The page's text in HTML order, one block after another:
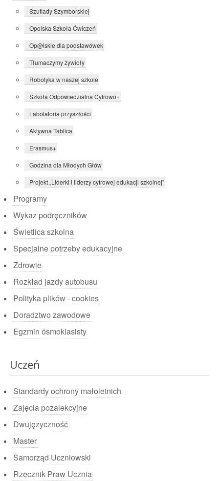
Szuflady Szymborskiej
Opolska Szkoła Ćwiczeń
Op@lskie dla podstawówek
Tłumaczymy żywioły
Robotyka w naszej szkole
Szkoła Odpowiedzialna Cyfrowo+
Labolatoria przyszłości
Aktywna Tablica
Erasmus+
Godzina dla Młodych Głów
Projekt „Liderki i liderzy cyfrowej edukacji szkolnej”
Programy
Wykaz podręczników
Świetlica szkolna
Specjalne potrzeby edukacyjne
Zdrowie
Rozkład jazdy autobusu
Polityka plików - cookies
Doradztwo zawodowe
Egzmin ósmoklasisty
Uczeń
Standardy ochrony małoletnich
Zajęcia pozalekcyjne
Dwujęzyczność
Master
Samorząd Uczniowski
Rzecznik Praw Ucznia